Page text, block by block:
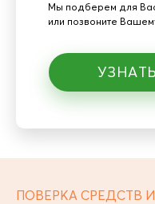
Мы подберем для
или позвоните
ПОВЕРКА СРЕДСТВ